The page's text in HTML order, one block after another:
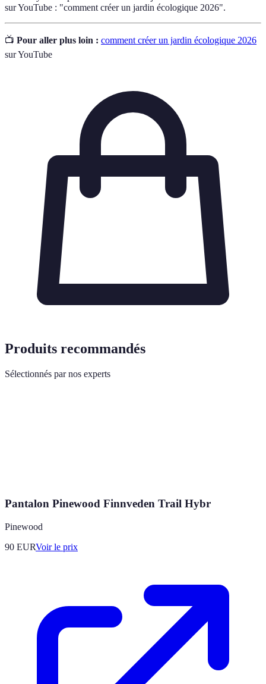
sur YouTube : "comment créer un jardin écologique 2026".
📺 Pour aller plus loin : comment créer un jardin écologique 2026
sur YouTube
Produits recommandés
Sélectionnés par nos experts
Pantalon Pinewood Finnveden Trail Hybr
Pinewood
90 EURVoir le prix